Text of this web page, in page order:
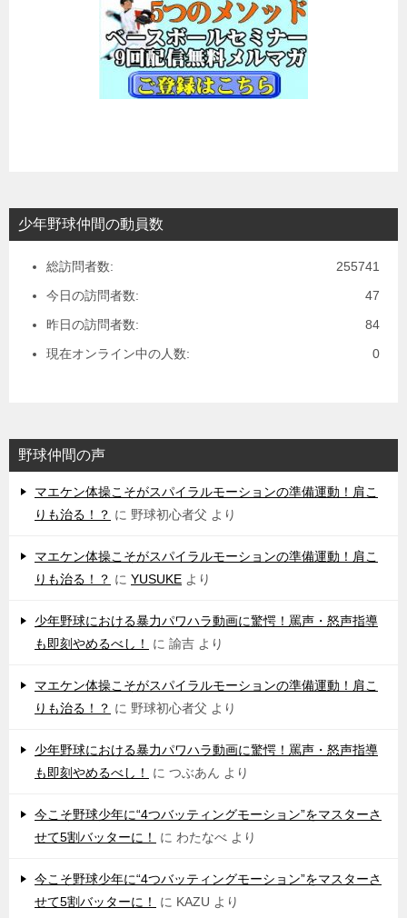
少年野球仲間の動員数
255741
総訪問者数:
47
今日の訪問者数:
84
昨日の訪問者数:
0
現在オンライン中の人数:
野球仲間の声
マエケン体操こそがスパイラルモーションの準備運動！肩こ
りも治る！？ に 野球初心者父 より
マエケン体操こそがスパイラルモーションの準備運動！肩こ
りも治る！？ に YUSUKE より
少年野球における暴力パワハラ動画に驚愕！罵声・怒声指導
も即刻やめるべし！
に 諭吉 より
マエケン体操こそがスパイラルモーションの準備運動！肩こ
りも治る！？ に 野球初心者父 より
少年野球における暴力パワハラ動画に驚愕！罵声・怒声指導
も即刻やめるべし！
に つぶあん より
今こそ野球少年に“4つバッティングモーション”をマスターさ
せて5割バッターに！
に わたなべ より
今こそ野球少年に“4つバッティングモーション”をマスターさ
せて5割バッターに！
に KAZU より